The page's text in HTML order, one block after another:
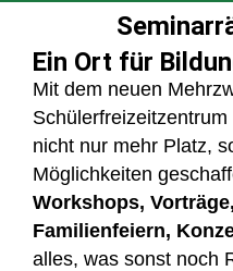
Ein Ort für
Mit dem neuen
nicht nur mehr Platz,
Möglichkeiten
Workshops,
Familienfeiern,
alles, was sonst noch